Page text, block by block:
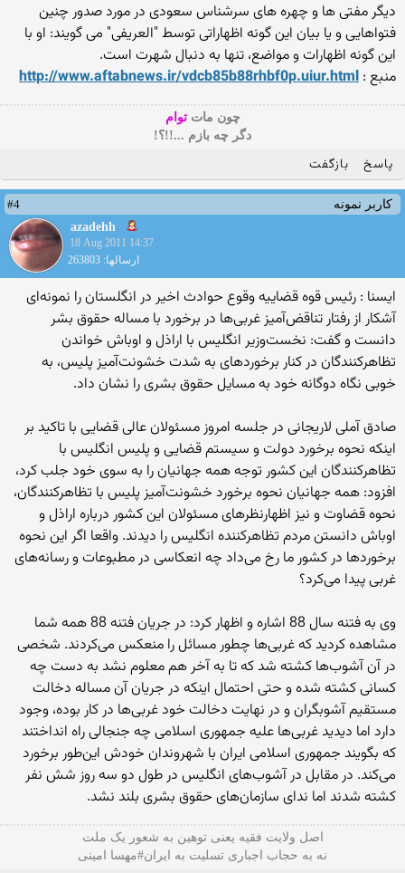
دیگر مفتی ها و چهره های سرشناس سعودی در مورد صدور چنین
فتواهایی و یا بیان این گونه اظهاراتی توسط "العریفی" می گویند: او با
این گونه اظهارات و مواضع، تنها به دنبال شهرت است.
منبع : http://www.aftabnews.ir/vdcb85b88rhbf0p.uiur.html
چون ماتتوام
دگر چه بازم ...!!؟!
پاسخ بازگفت
کاربر نمونه
#4
azadehh
18 Aug 2011 14:37
ارسالها: 263803
ایسنا :‌ رئیس قوه قضاییه وقوع حوادث اخیر در انگلستان را نمونه‌ای
آشكار از رفتار تناقض‌آمیز غربی‌ها در برخورد با مساله حقوق بشر
دانست و گفت: نخست‌وزیر انگلیس با اراذل و اوباش خواندن
تظاهر‌كنندگان در كنار برخوردهای به شدت خشونت‌آمیز پلیس، به
خوبی نگاه دوگانه خود به مسایل حقوق بشری را نشان داد.
صادق آملی لاریجانی در جلسه امروز مسئولان عالی قضایی با تاكید بر
اینكه نحوه برخورد دولت و سیستم قضایی و پلیس انگلیس با
تظاهركنندگان این كشور توجه همه جهانیان را به سوی خود جلب كرد،
افزود: همه جهانیان نحوه برخورد خشونت‌آمیز پلیس با تظاهر‌كنندگان،
نحوه قضاوت و نیز اظهارنظرهای مسئولان این كشور درباره اراذل و
اوباش دانستن مردم تظاهركننده انگلیس را دیدند. واقعا اگر این نحوه
برخوردها در كشور ما رخ می‌داد چه انعكاسی در مطبوعات و رسانه‌های
غربی پیدا می‌كرد؟
وی به فتنه سال 88 اشاره و اظهار كرد: در جریان فتنه 88 همه شما
مشاهده كردید كه غربی‌ها چطور مسائل را منعكس می‌كردند. شخصی
در آن آشوب‌ها كشته شد كه تا به آخر هم معلوم نشد به دست چه
كسانی كشته شده و حتی احتمال اینكه در جریان آن مساله دخالت
مستقیم آشوبگران و در نهایت دخالت خود غربی‌ها در كار بوده، وجود
دارد اما دیدید غربی‌ها علیه جمهوری اسلامی چه جنجالی راه انداختند
كه بگویند جمهوری اسلامی ایران با شهروندان خودش این‌طور برخورد
می‌كند. در مقابل در آشوب‌های انگلیس در طول دو سه روز شش نفر
كشته شدند اما ندای سازمان‌های حقوق بشری بلند نشد.
اصل ولایت فقیه یعنی‌ توهین به شعور یک ملت
نه به حجاب اجباری تسلیت به ایران#مهسا امینی